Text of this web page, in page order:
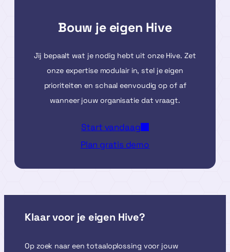
Bouw je eigen Hive
Jij bepaalt wat je nodig hebt uit onze Hive. Zet
onze expertise modulair in, stel je eigen
prioriteiten en schaal eenvoudig op of af
wanneer jouw organisatie dat vraagt.
Start vandaag
Plan gratis demo
Klaar voor je eigen Hive?
Op zoek naar een totaaloplossing voor jouw